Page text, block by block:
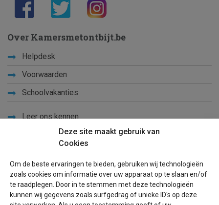
Deze site maakt gebruik van
Cookies
Om de beste ervaringen te bieden, gebruiken wij technologieën
zoals cookies om informatie over uw apparaat op te slaan en/of
te raadplegen. Door in te stemmen met deze technologieën
kunnen wij gegevens zoals surfgedrag of unieke ID's op deze
Over Kamersmetontbijt.be
Helpdesk
Voorwaarden
Schoolvakanties
Leer ons kennen
Sitemap
Blog